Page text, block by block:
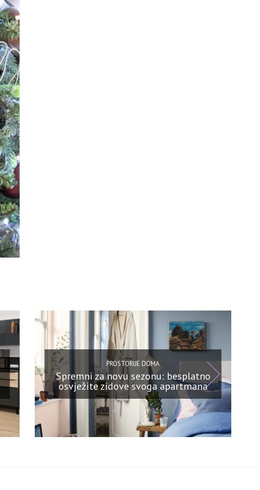
PROSTORIJE DOMA
Spremni za novu sezonu: besplatno
osvježite zidove svoga apartmana